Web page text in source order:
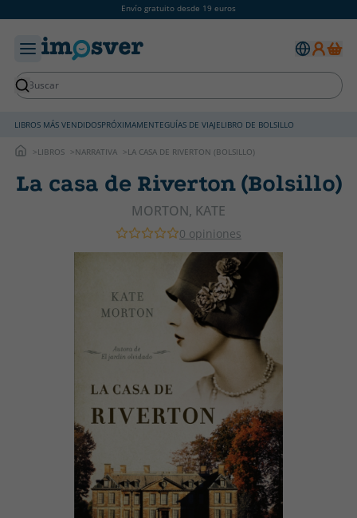
Envío gratuito desde 19 euros
LIBROS MÁS VENDIDOSPRÓXIMAMENTEGUÍAS DE VIAJELIBRO DE BOLSILLO
LIBROS NARRATIVA LA CASA DE RIVERTON (BOLSILLO)
La casa de Riverton (Bolsillo)
MORTON, KATE
0 opiniones